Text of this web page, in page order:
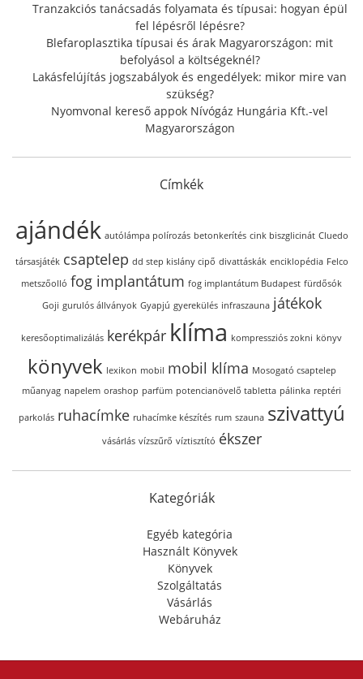
Tranzakciós tanácsadás folyamata és típusai: hogyan épül
fel lépésről lépésre?
Blefaroplasztika típusai és árak Magyarországon: mit
befolyásol a költségeknél?
Lakásfelújítás jogszabályok és engedélyek: mikor mire van
szükség?
Nyomvonal kereső appok Nívógáz Hungária Kft.-vel
Magyarországon
Címkék
ajándék autólámpa polírozás betonkerítés cink biszglicinát Cluedo
társasjáték csaptelep dd step kislány cipő divattáskák enciklopédia Felco
metszőolló fog implantátum fog implantátum Budapest fürdősók
Goji gurulós állványok Gyapjú gyerekülés infraszauna játékok
keresőoptimalizálás kerékpár klíma kompressziós zokni könyv
könyvek lexikon mobil mobil klíma Mosogató csaptelep
műanyag napelem orashop parfüm potencianövelő tabletta pálinka reptéri
parkolás ruhacímke ruhacímke készítés rum szauna szivattyú
vásárlás vízszűrő víztisztító ékszer
Kategóriák
Egyéb kategória
Használt Könyvek
Könyvek
Szolgáltatás
Vásárlás
Webáruház